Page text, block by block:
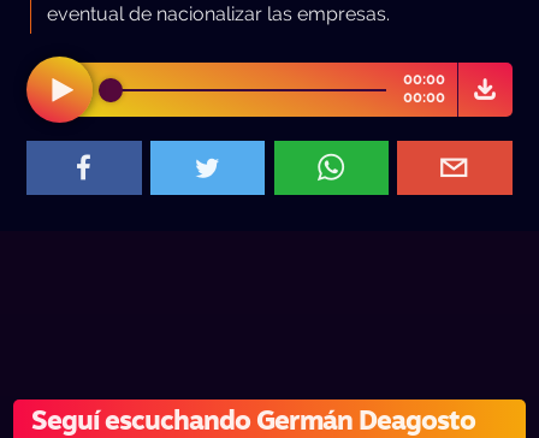
eventual de nacionalizar las empresas.
00:00
00:00
Seguí escuchando Germán Deagosto